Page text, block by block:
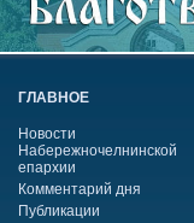
ГЛАВНОЕ
Новости
Набережночелнинской
епархии
Комментарий дня
Публикации